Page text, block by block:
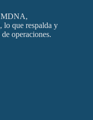
MDNA,
lo que respalda y
operaciones.